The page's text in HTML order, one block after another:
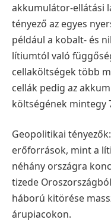
akkumulátor-ellátási
tényező az egyes
például a kobalt- és
lítiumtól való
cellaköltségek több
cellák pedig az
költségének mintegy
Geopolitikai
erőforrások, mint a
néhány országra
tizede
háború kitörése
árupiacokon.